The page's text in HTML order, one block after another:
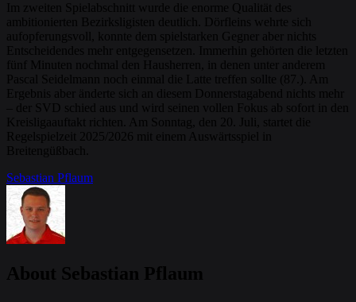
Im zweiten Spielabschnitt wurde die enorme Qualität des
ambitionierten Bezirksligisten deutlich. Dörfleins wehrte sich
aufopferungsvoll, konnte dem spielstarken Gegner aber nichts
Entscheidendes mehr entgegensetzen. Immerhin gehörten die letzten
fünf Minuten nochmal den Hausherren, in denen unter anderem
Pascal Seidelmann noch einmal die Latte treffen sollte (87.). Am
Ergebnis aber änderte sich an diesem Donnerstagabend nichts mehr
– der SVD schied aus und wird seinen vollen Fokus ab sofort in den
Kreisligaauftakt richten. Am Sonntag, den 20. Juli, startet die
Regelspielzeit 2025/2026 mit einem Auswärtsspiel in
Breitengüßbach.
Sebastian Pflaum
About Sebastian Pflaum